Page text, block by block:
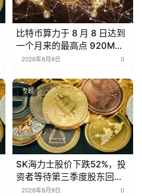
比特币算力于 8 月 8 日达到
一个月来的最高点 920M
TH/s。
2026年8月9日 0
专题
SK海力士股价下跌52%，投
资者等待第三季度股东回报
计划
2026年8月9日 0